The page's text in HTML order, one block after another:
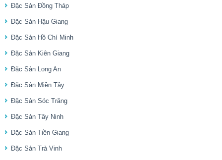
Đặc Sản Đồng Tháp
Đặc Sản Hậu Giang
Đặc Sản Hồ Chí Minh
Đặc Sản Kiên Giang
Đặc Sản Long An
Đặc Sản Miền Tây
Đặc Sản Sóc Trăng
Đặc Sản Tây Ninh
Đặc Sản Tiền Giang
Đặc Sản Trà Vinh